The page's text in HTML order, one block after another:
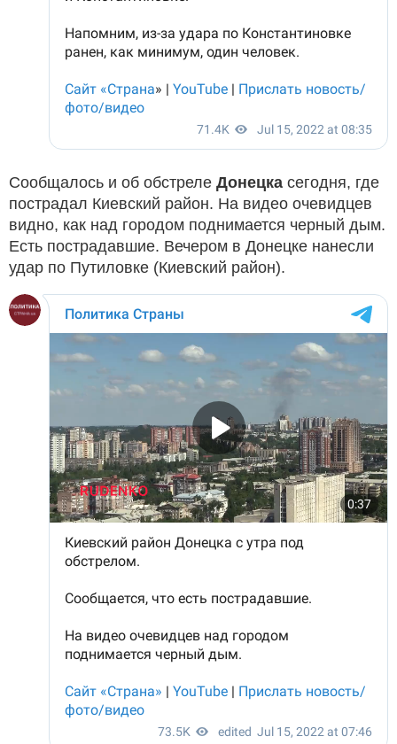
Сообщалось и об обстреле Донецка сегодня, где
пострадал Киевский район. На видео очевидцев
видно, как над городом поднимается черный дым.
Есть пострадавшие. Вечером в Донецке нанесли
удар по Путиловке (Киевский район).